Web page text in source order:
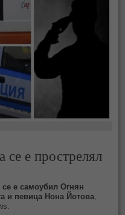
е прострелял
е самоубил Огнян
и певица Нона Йотова,